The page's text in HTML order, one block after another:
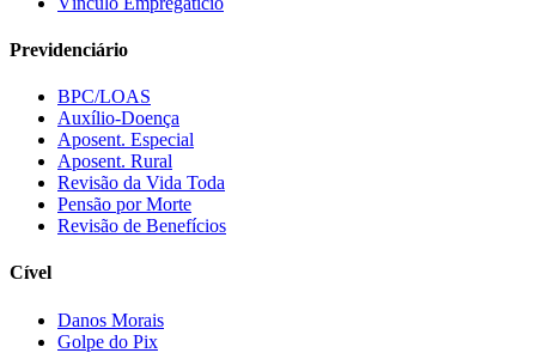
Previdenciário
BPC/LOAS
Auxílio-Doença
Aposent. Especial
Aposent. Rural
Revisão da Vida Toda
Pensão por Morte
Revisão de Benefícios
Cível
Danos Morais
Golpe do Pix